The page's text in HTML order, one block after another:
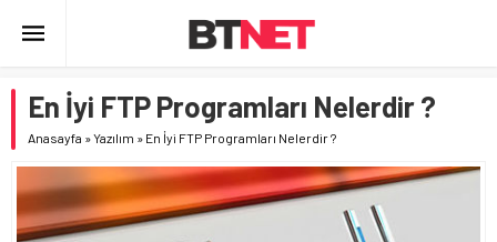
En İyi FTP Programları Nelerdir ?
Anasayfa »Yazılım » En İyi FTP Programları Nelerdir ?